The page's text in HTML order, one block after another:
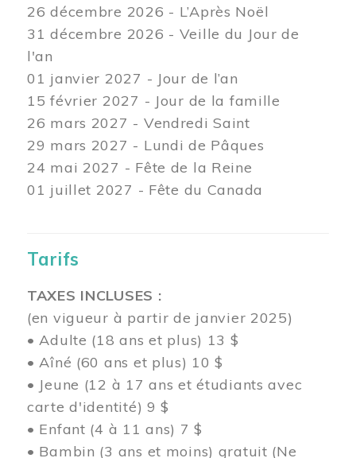
26 décembre 2026 - L’Après Noël
31 décembre 2026 - Veille du Jour de
l'an
01 janvier 2027 - Jour de l’an
15 février 2027 - Jour de la famille
26 mars 2027 - Vendredi Saint
29 mars 2027 - Lundi de Pâques
24 mai 2027 - Fête de la Reine
01 juillet 2027 - Fête du Canada
Tarifs
TAXES INCLUSES :
(en vigueur à partir de janvier 2025)
• Adulte (18 ans et plus) 13 $
• Aîné (60 ans et plus) 10 $
• Jeune (12 à 17 ans et étudiants avec
carte d'identité) 9 $
• Enfant (4 à 11 ans) 7 $
• Bambin (3 ans et moins) gratuit (Ne